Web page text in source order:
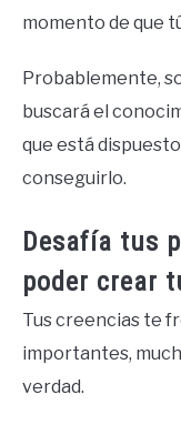
momento de que
Probablemente,
buscará el
que está
conseguirlo.
Desafía tus
poder crear
Tus creencias te
importantes,
verdad.